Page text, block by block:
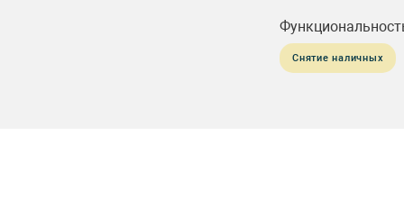
Снятие наличных